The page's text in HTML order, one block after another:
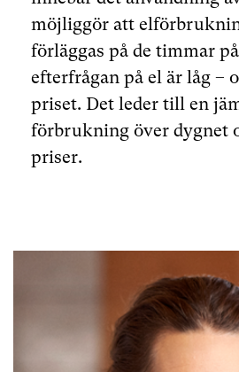
möjliggör att
förläggas på de timmar
efterfrågan på el är låg –
priset. Det leder till en
förbrukning över dygnet
priser.